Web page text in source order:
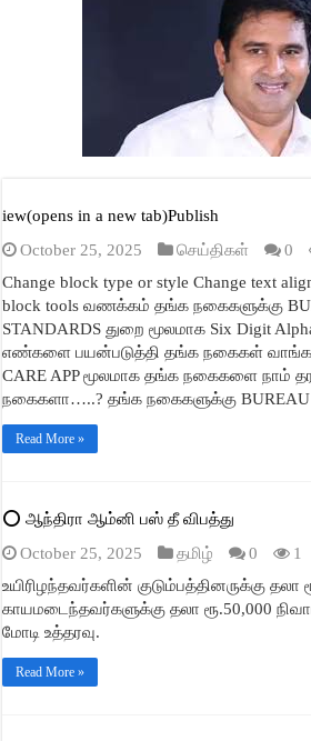
ge
iew(opens in a new tab)Publish
October 25, 2025
செய்திகள் 0
Change block type or style Change text
block tools வணக்கம் தங்க நகைகளுக்கு
STANDARDS துறை மூலமாக Six Digit
எண்களை பயன்படுத்தி தங்க நகைகள்
CARE APP மூலமாக தங்க நகைகளை நாம்
நகைகளா…..? தங்க நகைகளுக்கு
Read More »
⭕ ஆந்திரா ஆம்னி பஸ் தீ விபத்து
October 25, 2025
தமிழ் 0
1
உயிரிழந்தவர்களின் குடும்பத்தினருக்கு தலா
காயமடைந்தவர்களுக்கு தலா ரூ.50,000
மோடி உத்தரவு.
Read More »